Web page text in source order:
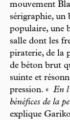
mouvement
sérigraphie, un
populaire, une
salle dont les
piraterie, de la
de béton brut
suinte et
pression. « En
bénéfices de la
explique